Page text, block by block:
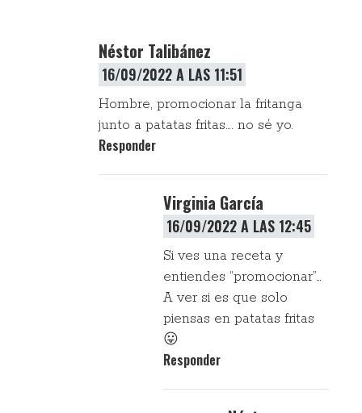
Néstor Talibánez
16/09/2022 A LAS 11:51
Hombre, promocionar la fritanga
junto a patatas fritas…. no sé yo.
Responder
Virginia García
16/09/2022 A LAS 12:45
Si ves una receta y
entiendes “promocionar”…
A ver si es que solo
piensas en patatas fritas
😛
Responder